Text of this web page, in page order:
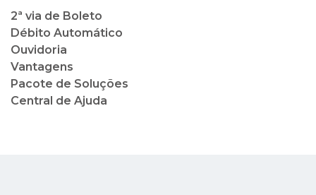
2ª via de Boleto
Débito Automático
Ouvidoria
Vantagens
Pacote de Soluções
Central de Ajuda